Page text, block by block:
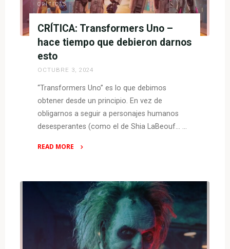
CRÍTICAS
CRÍTICA: Transformers Uno –
hace tiempo que debieron darnos
esto
OCTUBRE 3, 2024
“Transformers Uno” es lo que debimos
obtener desde un principio. En vez de
obligarnos a seguir a personajes humanos
desesperantes (como el de Shia LaBeouf… …
READ MORE
Uno